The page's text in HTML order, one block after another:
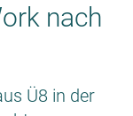
nach
Ü8 in der